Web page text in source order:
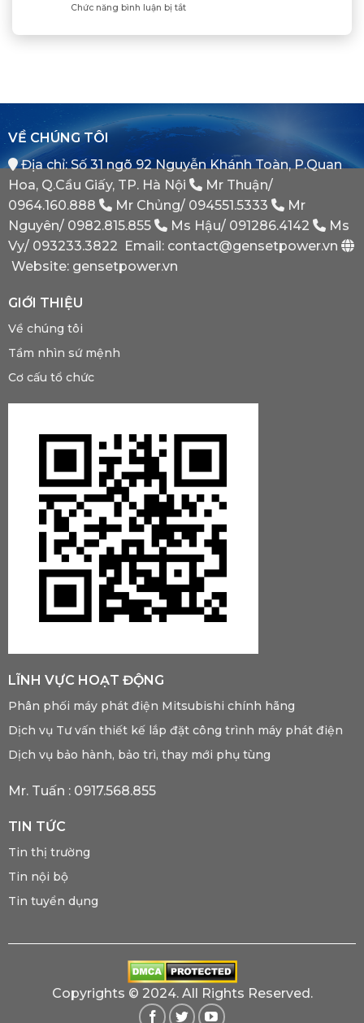
Khẳng
Vị
Của
Bình
Minh
Dầu
Xác
Điện
Chức năng bình luận bị tắtở
Điện
Sao
Phát
Dự
Phòng
Bắt
Phải
Có?
VỀ CHÚNG TÔI
Địa chỉ: Số 31 ngõ 92 Nguyễn Khánh Toàn, P.Quan
Hoa, Q.Cầu Giấy, TP. Hà Nội
Mr Thuận/
0964.160.888
Mr Chủng/ 094551.5333
Mr
Nguyên/ 0982.815.855 Ms Hậu/ 091286.4142
Ms
Vy/ 093233.3822
Email: contact@gensetpower.vn
Website: gensetpower.vn
GIỚI THIỆU
Về chúng tôi
Tầm nhìn sứ mệnh
Cơ cấu tổ chức
LĨNH VỰC HOẠT ĐỘNG
Phân phối máy phát điện Mitsubishi chính hãng
Dịch vụ Tư vấn thiết kế lắp đặt công trình máy phát điện
Dịch vụ bảo hành, bảo trì, thay mới phụ tùng
Mr. Tuấn : 0917.568.855
TIN TỨC
Tin thị trường
Tin nội bộ
Tin tuyển dụng
Copyrights © 2024. All Rights Reserved.